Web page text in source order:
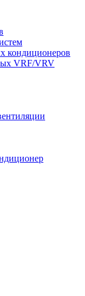
кондиционеров
VRF/VRV